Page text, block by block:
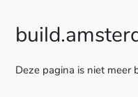
Deze pagina is niet meer